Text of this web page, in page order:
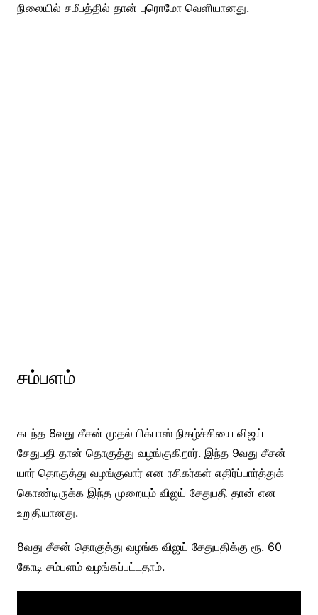
நிலையில் சமீபத்தில் தான் புரொமோ வெளியானது.
சம்பளம்
கடந்த 8வது சீசன் முதல் பிக்பாஸ் நிகழ்ச்சியை விஜய்
சேதுபதி தான் தொகுத்து வழங்குகிறார். இந்த 9வது சீசன்
யார் தொகுத்து வழங்குவார் என ரசிகர்கள் எதிர்ப்பார்த்துக்
கொண்டிருக்க இந்த முறையும் விஜய் சேதுபதி தான் என
உறுதியானது.
8வது சீசன் தொகுத்து வழங்க விஜய் சேதுபதிக்கு ரூ. 60
கோடி சம்பளம் வழங்கப்பட்டதாம்.